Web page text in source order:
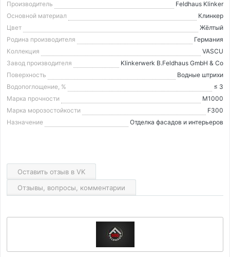
Производитель
Feldhaus Klinker
Основной материал
Клинкер
Цвет
Жёлтый
Родина производителя
Германия
Коллекция
VASCU
Завод производителя
Klinkerwerk B.Feldhaus GmbH & Co
Поверхность
Водные штрихи
Водопоглощение, %
≤ 3
Марка прочности
М1000
Марка морозостойкости
F300
Назначение
Отделка фасадов и интерьеров
Оставить отзыв в VK
Отзывы, вопросы, комментарии